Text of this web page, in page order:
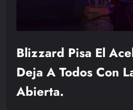
Blizzard Pisa El
Deja A Todos Con
Abierta.